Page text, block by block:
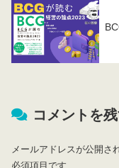
コメントを
メールアドレスが公開さ
必須項目です